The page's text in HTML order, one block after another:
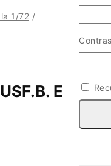
1/72 /
ESC 1/